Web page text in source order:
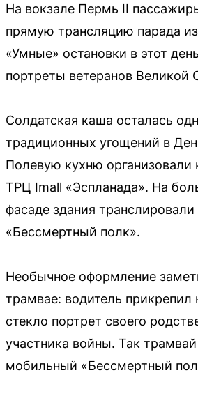
На вокзале Пермь II
прямую трансляцию парада
«Умные» остановки в этот
портреты ветеранов Великой
Солдатская каша осталась
традиционных угощений в
Полевую кухню организовали
ТРЦ Imall «Эспланада». На
фасаде здания
«Бессмертный полк».
Необычное оформление
трамвае: водитель прикрепил
стекло портрет своего
участника войны. Так
мобильный «Бессмертный